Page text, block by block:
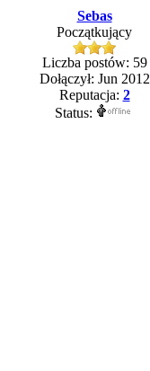
Sebas
Początkujący
Liczba postów: 59
Dołączył: Jun 2012
Reputacja: 2
Status: